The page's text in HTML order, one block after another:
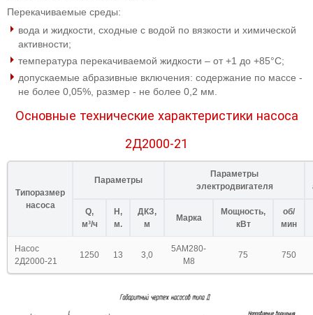
Перекачиваемые среды:
вода и жидкости, сходные с водой по вязкости и химической
активности;
температура перекачиваемой жидкости – от +1 до +85°С;
допускаемые абразивные включения: содержание по массе -
не более 0,05%, размер - не более 0,2 мм.
Основные технические характеристики насоса
2Д2000-21
Типоразмер
насоса
Параметры
Параметры
электродвигателя
Q,
м³/ч
H,
м.
ДКЗ,
м
Марка
Мощность,
кВт
об/
мин
Насос
2Д2000-21
1250 13 3,0
5АМ280-
М8
75 750